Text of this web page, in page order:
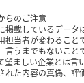
らのご注意
掲載しているデー
担当者が変わること
言うまでもないこ
望ましい企業とは言
れた内容の真偽、評